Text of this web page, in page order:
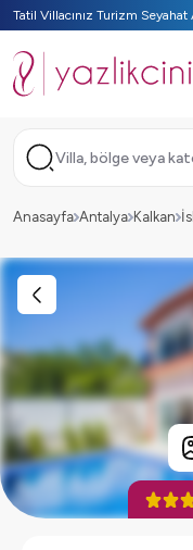
Tatil Villacınız Turizm Seyahat
Villa, bölge veya
Anasayfa Antalya Kalkan